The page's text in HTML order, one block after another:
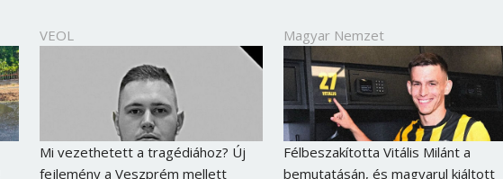
VEOL
Mi vezethetett a tragédiához? Új
fejlemény a Veszprém mellett
Magyar Nemzet
Félbeszakította Vitális Milánt a
bemutatásán, és magyarul kiáltott
E-mail cím vagy felhasználónév
Jelszó
Bejelentkezés